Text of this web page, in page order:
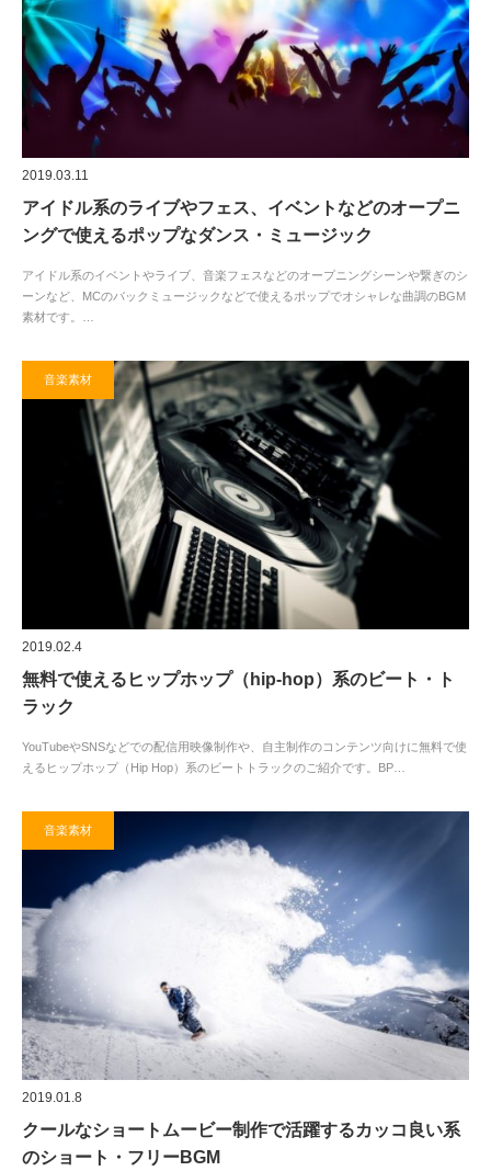
2019.03.11
アイドル系のライブやフェス、イベントなどのオープニ
ングで使えるポップなダンス・ミュージック
アイドル系のイベントやライブ、音楽フェスなどのオープニングシーンや繋ぎのシ
ーンなど、MCのバックミュージックなどで使えるポップでオシャレな曲調のBGM
素材です。…
音楽素材
2019.02.4
無料で使えるヒップホップ（hip-hop）系のビート・ト
ラック
YouTubeやSNSなどでの配信用映像制作や、自主制作のコンテンツ向けに無料で使
えるヒップホップ（Hip Hop）系のビートトラックのご紹介です。BP…
音楽素材
2019.01.8
クールなショートムービー制作で活躍するカッコ良い系
のショート・フリーBGM